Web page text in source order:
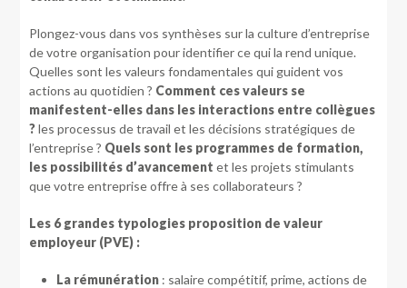
Plongez-vous dans vos synthèses sur la culture d’entreprise
de votre organisation pour identifier ce qui la rend unique.
Quelles sont les valeurs fondamentales qui guident vos
actions au quotidien ? Comment ces valeurs se
manifestent-elles dans les interactions entre collègues
?les processus de travail et les décisions stratégiques de
l’entreprise ? Quels sont les programmes de formation,
les possibilités d’avancement et les projets stimulants
que votre entreprise offre à ses collaborateurs ?
Les 6 grandes typologies proposition de valeur
employeur (PVE) :
La rémunération : salaire compétitif, prime, actions de